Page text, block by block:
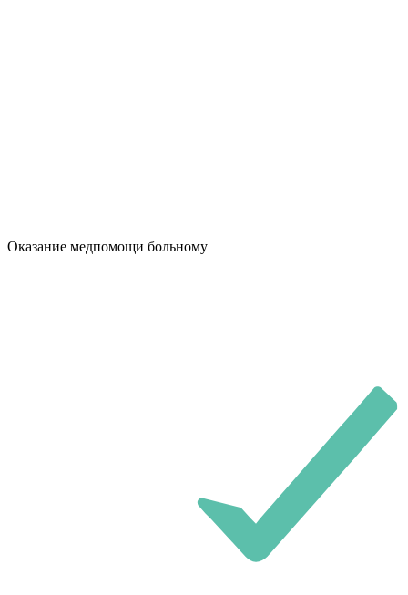
Оказание медпомощи больному